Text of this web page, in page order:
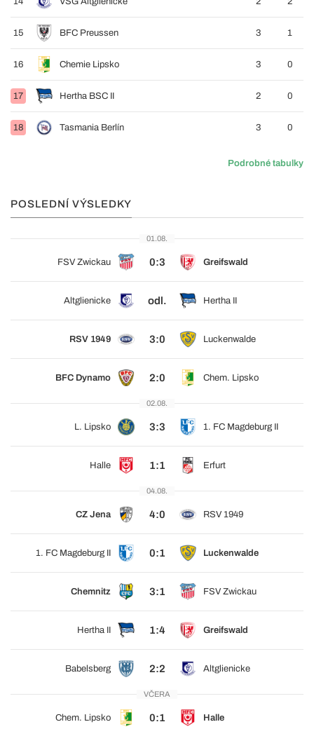
15 BFC Preussen 3 1
16 Chemie Lipsko 3 0
17 Hertha BSC II 2 0
18 Tasmania Berlín 3 0
Podrobné tabulky
POSLEDNÍ VÝSLEDKY
01.08.
FSV Zwickau 0:3 Greifswald
Altglienicke odl. Hertha II
RSV 1949 3:0 Luckenwalde
BFC Dynamo 2:0 Chem. Lipsko
02.08.
L. Lipsko 3:3 1. FC Magdeburg II
Halle 1:1 Erfurt
04.08.
CZ Jena 4:0 RSV 1949
1. FC Magdeburg II 0:1 Luckenwalde
Chemnitz 3:1 FSV Zwickau
Hertha II 1:4 Greifswald
Babelsberg 2:2 Altglienicke
VČERA
Chem. Lipsko 0:1 Halle